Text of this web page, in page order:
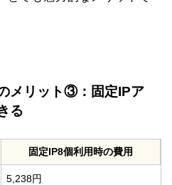
メリット③：固定IPア
る
固定IP8個利用時の費用
5,238円